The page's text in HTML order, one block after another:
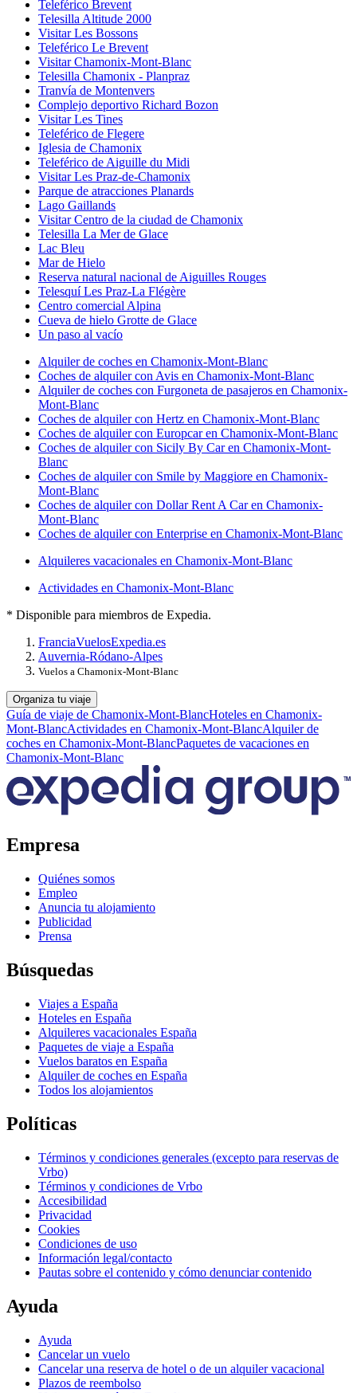
Teleférico Brevent
Telesilla Altitude 2000
Visitar Les Bossons
Teleférico Le Brevent
Visitar Chamonix-Mont-Blanc
Telesilla Chamonix - Planpraz
Tranvía de Montenvers
Complejo deportivo Richard Bozon
Visitar Les Tines
Teleférico de Flegere
Iglesia de Chamonix
Teleférico de Aiguille du Midi
Visitar Les Praz-de-Chamonix
Parque de atracciones Planards
Lago Gaillands
Visitar Centro de la ciudad de Chamonix
Telesilla La Mer de Glace
Lac Bleu
Mar de Hielo
Reserva natural nacional de Aiguilles Rouges
Telesquí Les Praz-La Flégère
Centro comercial Alpina
Cueva de hielo Grotte de Glace
Un paso al vacío
Alquiler de coches en Chamonix-Mont-Blanc
Coches de alquiler con Avis en Chamonix-Mont-Blanc
Alquiler de coches con Furgoneta de pasajeros en Chamonix-
Mont-Blanc
Coches de alquiler con Hertz en Chamonix-Mont-Blanc
Coches de alquiler con Europcar en Chamonix-Mont-Blanc
Coches de alquiler con Sicily By Car en Chamonix-Mont-
Blanc
Coches de alquiler con Smile by Maggiore en Chamonix-
Mont-Blanc
Coches de alquiler con Dollar Rent A Car en Chamonix-
Mont-Blanc
Coches de alquiler con Enterprise en Chamonix-Mont-Blanc
Alquileres vacacionales en Chamonix-Mont-Blanc
Actividades en Chamonix-Mont-Blanc
* Disponible para miembros de Expedia.
FranciaVuelosExpedia.es
Auvernia-Ródano-Alpes
Vuelos a Chamonix-Mont-Blanc
Organiza tu viaje
Guía de viaje de Chamonix-Mont-BlancHoteles en Chamonix-
Mont-BlancActividades en Chamonix-Mont-BlancAlquiler de
coches en Chamonix-Mont-BlancPaquetes de vacaciones en
Chamonix-Mont-Blanc
Empresa
Quiénes somos
Empleo
Anuncia tu alojamiento
Publicidad
Prensa
Búsquedas
Viajes a España
Hoteles en España
Alquileres vacacionales España
Paquetes de viaje a España
Vuelos baratos en España
Alquiler de coches en España
Todos los alojamientos
Políticas
Términos y condiciones generales (excepto para reservas de
Vrbo)
Términos y condiciones de Vrbo
Accesibilidad
Privacidad
Cookies
Condiciones de uso
Información legal/contacto
Pautas sobre el contenido y cómo denunciar contenido
Ayuda
Ayuda
Cancelar un vuelo
Cancelar una reserva de hotel o de un alquiler vacacional
Plazos de reembolso